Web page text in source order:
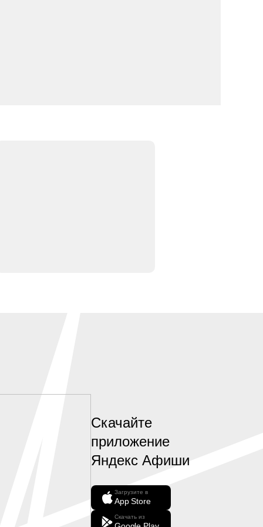
Скачайте
приложение
Яндекс Афиши
Загрузите в
App Store
Скачать из